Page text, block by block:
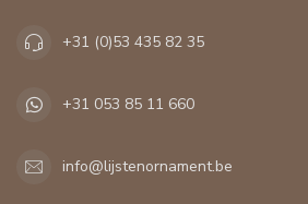
+31 (0)53 435 82 35
+31 053 85 11 660
info@lijstenornament.be